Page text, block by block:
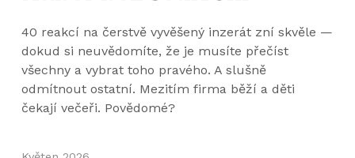
40 reakcí na čerstvě vyvěšený inzerát zní skvěle —
dokud si neuvědomíte, že je musíte přečíst
všechny a vybrat toho pravého. A slušně
odmítnout ostatní. Mezitím firma běží a děti
čekají večeři. Povědomé?